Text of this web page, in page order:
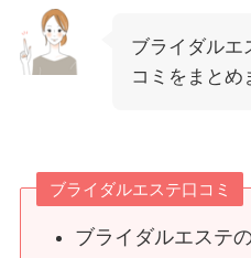
ブライダルエ
コミをまとめ
ブライダルエステ口コミ
ブライダルエステ